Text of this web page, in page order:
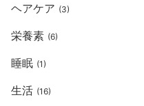
ヘアケア (3)
栄養素 (6)
睡眠 (1)
生活 (16)